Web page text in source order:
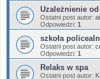
Uzależnienie
Ostatni post autor:
Odpowiedzi: 1
szkoła
Ostatni post autor:
Odpowiedzi: 1
Relaks w spa
Ostatni post autor: